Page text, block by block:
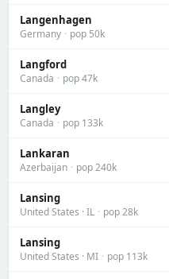
Langenhagen
Germany · pop 50k
Langford
Canada · pop 47k
Langley
Canada · pop 133k
Lankaran
Azerbaijan · pop 240k
Lansing
United States · IL · pop 28k
Lansing
United States · MI · pop 113k